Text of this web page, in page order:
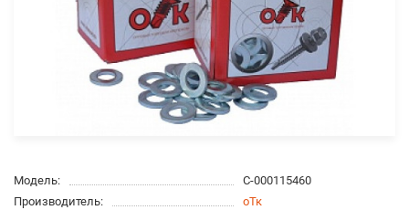
Модель:
С-000115460
Производитель:
оТк